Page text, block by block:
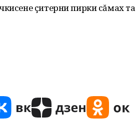
çитерни пирки сăмах